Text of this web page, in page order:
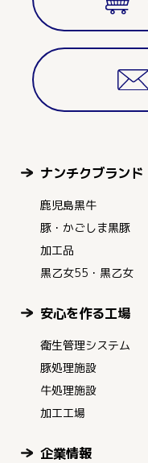
ナンチクブランド
鹿児島黒牛
豚・かごしま黒豚
加工品
黒乙女55・黒乙女
安心を作る工場
衛生管理システム
豚処理施設
牛処理施設
加工工場
企業情報